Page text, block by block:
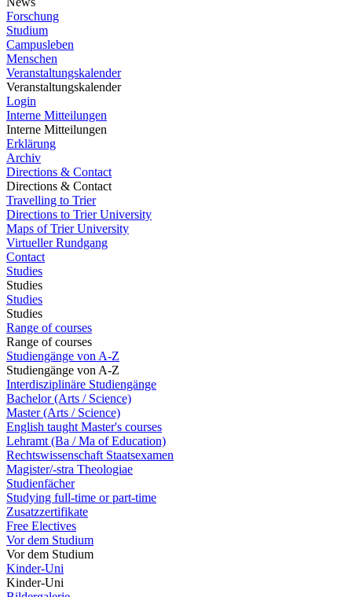
Forschung
Studium
Campusleben
Menschen
Veranstaltungskalender
Veranstaltungskalender
Login
Interne Mitteilungen
Interne Mitteilungen
Erklärung
Archiv
Directions & Contact
Directions & Contact
Travelling to Trier
Directions to Trier University
Maps of Trier University
Virtueller Rundgang
Contact
Studies
Studies
Studies
Studies
Range of courses
Range of courses
Studiengänge von A-Z
Studiengänge von A-Z
Interdisziplinäre Studiengänge
Bachelor (Arts / Science)
Master (Arts / Science)
English taught Master's courses
Lehramt (Ba / Ma of Education)
Rechtswissenschaft Staatsexamen
Magister/-stra Theologiae
Studienfächer
Studying full-time or part-time
Zusatzzertifikate
Free Electives
Vor dem Studium
Vor dem Studium
Kinder-Uni
Kinder-Uni